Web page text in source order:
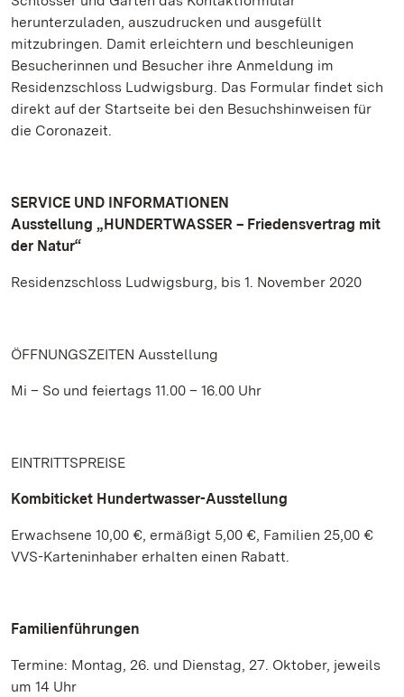
herunterzuladen, auszudrucken und ausgefüllt
mitzubringen. Damit erleichtern und beschleunigen
Besucherinnen und Besucher ihre Anmeldung im
Residenzschloss Ludwigsburg. Das Formular findet sich
direkt auf der Startseite bei den Besuchshinweisen für
die Coronazeit.
SERVICE UND INFORMATIONEN
Ausstellung „HUNDERTWASSER – Friedensvertrag mit
der Natur“
Residenzschloss Ludwigsburg, bis 1. November 2020
ÖFFNUNGSZEITEN Ausstellung
Mi – So und feiertags 11.00 – 16.00 Uhr
EINTRITTSPREISE
Kombiticket Hundertwasser-Ausstellung
Erwachsene 10,00 €, ermäßigt 5,00 €, Familien 25,00 €
VVS-Karteninhaber erhalten einen Rabatt.
Familienführungen
Termine: Montag, 26. und Dienstag, 27. Oktober, jeweils
um 14 Uhr